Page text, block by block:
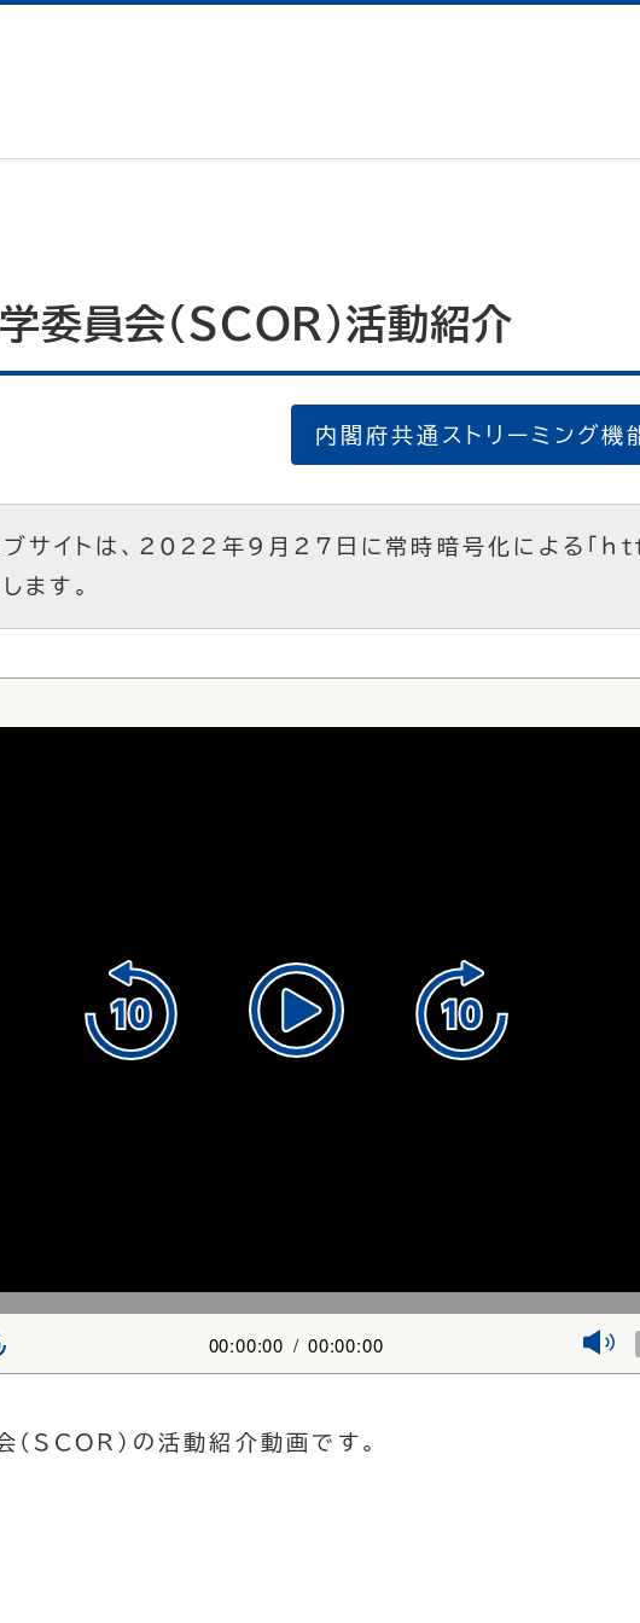
委員会(SCOR)活動紹介
内閣府共通ストリーミング機
ェブサイトは、2022年9月27日に常時暗号化による「
ます。
00:00:00 / 00:00:00
(SCOR)の活動紹介動画です。